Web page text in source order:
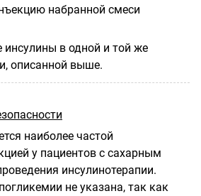
набранной смеси
инсулины в одной и той же
описанной выше.
наиболее частой
у пациентов с сахарным
инсулинотерапии.
не указана, так как